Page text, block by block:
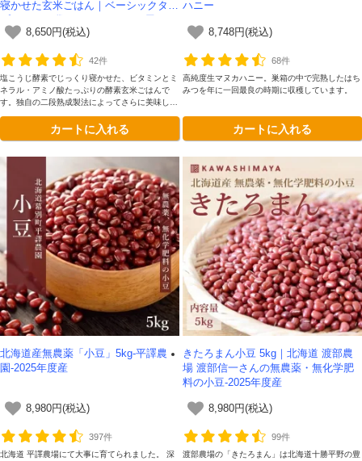
寝かせた玄米ごはん｜ベーシックタイ
【送料無料】
8,650円(税込)
42件
塩こうじ酵素でじっくり寝かせた、ビタミンとミ
ネラル・アミノ酸たっぷりの酵素玄米ごはんで
す。独自の二段熟成製法によってさらに美味しく
テンフリー認証取得。カートに入れる
ハニー
8,748円(税込)
68件
高純度生マヌカハニー。巣箱の中で完熟したはち
みつを年に一回最良の時期に収穫しています。
カートに入れる
北海道産無農薬「小豆」5kg-平譯農
園-2025年度産
8,980円(税込)
397件
北海道 平譯農場にて大事に育てられました。 深
きたろまん小豆 5kg｜北海道 渡部農
場 渡部信一さんの無農薬・無化学肥
料の小豆-2025年度産
8,980円(税込)
99件
渡部農場の「きたろまん」は北海道十勝平野の豊